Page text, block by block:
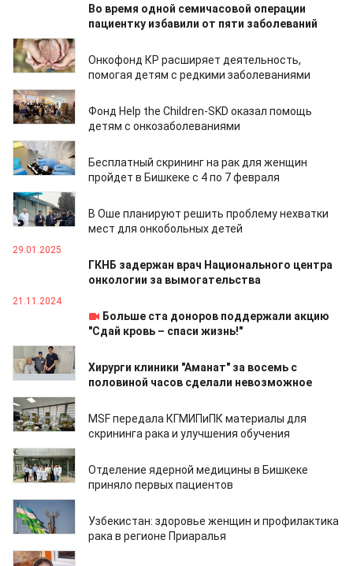
Во время одной семичасовой операции
пациентку избавили от пяти заболеваний
19.03.2025
Онкофонд КР расширяет деятельность,
помогая детям с редкими заболеваниями
16.02.2025
Фонд Help the Children-SKD оказал помощь
детям с онкозаболеваниями
31.01.2025
Бесплатный скрининг на рак для женщин
пройдет в Бишкеке с 4 по 7 февраля
30.01.2025
В Оше планируют решить проблему нехватки
мест для онкобольных детей
29.01.2025
ГКНБ задержан врач Национального центра
онкологии за вымогательства
21.11.2024
Больше ста доноров поддержали акцию
"Сдай кровь – спаси жизнь!"
19.09.2024
Хирурги клиники "Аманат" за восемь с
половиной часов сделали невозможное
01.09.2024
MSF передала КГМИПиПК материалы для
скрининга рака и улучшения обучения
27.06.2024
Отделение ядерной медицины в Бишкеке
приняло первых пациентов
11.06.2024
Узбекистан: здоровье женщин и профилактика
рака в регионе Приаралья
14.03.2024